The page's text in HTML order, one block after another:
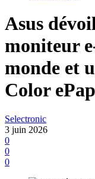
Asus
moniteur
monde et
Color
Selectronic
3 juin 2026
0
0
0